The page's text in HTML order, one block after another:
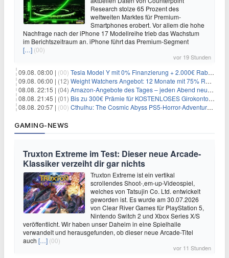
Research stolze 65 Prozent des
weltweiten Marktes für Premium-
Smartphones erobert. Vor allem die hohe
Nachfrage nach der iPhone 17 Modellreihe trieb das Wachstum
im Berichtszeitraum an. iPhone führt das Premium-Segment
[…] (00)
vor 19 Stunden
09.08. 08:00 | (00) Tesla Model Y mit 0% Finanzierung + 2.000€ Rabatt für 38.970€
09.08. 06:00 | (12) Weight Watchers Angebot: 12 Monate mit 75% Rabatt ab 6,25€/Monat
08.08. 22:15 | (04) Amazon-Angebote des Tages – jeden Abend neue Deals zum Stöbern
08.08. 21:45 | (01) Bis zu 300€ Prämie für KOSTENLOSES Girokonto bei der Santander – 50€ schon nach 1 Woche!
08.08. 20:57 | (00) Cthulhu: The Cosmic Abyss PS5-Horror-Adventure für 27,99€
GAMING-NEWS
Truxton Extreme im Test: Dieser neue Arcade-
Klassiker verzeiht dir gar nichts
Truxton Extreme ist ein vertikal
scrollendes Shoot-‚em-up-Videospiel,
welches von Tatsujin Co. Ltd. entwickelt
geworden ist. Es wurde am 30.07.2026
von Clear River Games für PlayStation 5,
Nintendo Switch 2 und Xbox Series X/S
veröffentlicht. Wir haben unser Daheim in eine Spielhalle
verwandelt und herausgefunden, ob dieser neue Arcade-Titel
auch […] (00)
vor 11 Stunden